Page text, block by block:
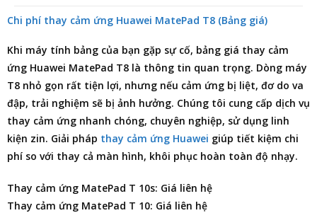
Chi phí thay cảm ứng Huawei MatePad T8 (Bảng giá)
Khi máy tính bảng của bạn gặp sự cố, bảng giá thay cảm
ứng Huawei MatePad T8 là thông tin quan trọng. Dòng máy
T8 nhỏ gọn rất tiện lợi, nhưng nếu cảm ứng bị liệt, đơ do va
đập, trải nghiệm sẽ bị ảnh hưởng. Chúng tôi cung cấp dịch vụ
thay cảm ứng nhanh chóng, chuyên nghiệp, sử dụng linh
kiện zin. Giải pháp thay cảm ứng Huawei giúp tiết kiệm chi
phí so với thay cả màn hình, khôi phục hoàn toàn độ nhạy.
Thay cảm ứng MatePad T 10s: Giá liên hệ
Thay cảm ứng MatePad T 10: Giá liên hệ